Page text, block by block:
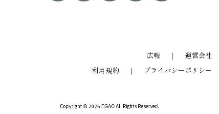
広報 ｜
運営会社
利用規約
｜ プライバシーポリシー
Copyright © 2026 EGAO All Rights Reserved.